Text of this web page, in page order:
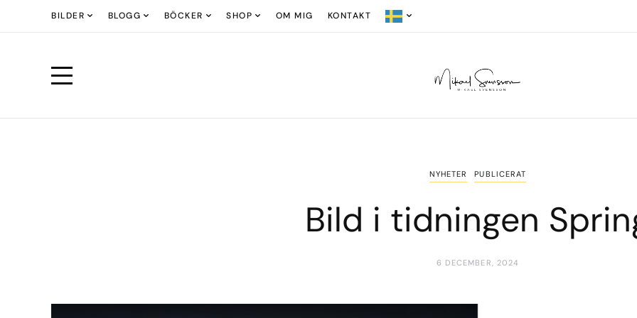
BILDER BLOGG BÖCKER SHOP OM MIG KONTAKT
NYHETER PUBLICERAT
Bild i tidningen
6 DECEMBER, 2024